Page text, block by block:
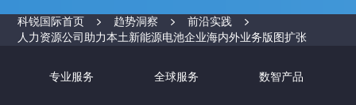
科锐国际首页 趋势洞察
前沿实践
人力资源公司助力本土新能源电池企业海内外业务版图扩张
专业服务 全球服务 数智产品